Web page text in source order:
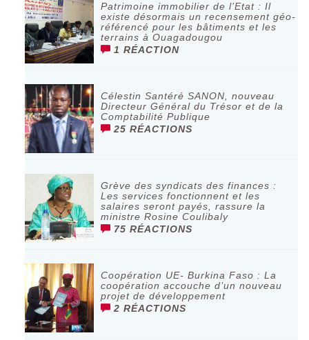
Patrimoine immobilier de l’Etat : Il
existe désormais un recensement géo-
référencé pour les bâtiments et les
terrains à Ouagadougou
1 RÉACTION
Célestin Santéré SANON, nouveau
Directeur Général du Trésor et de la
Comptabilité Publique
25 RÉACTIONS
Grève des syndicats des finances :
Les services fonctionnent et les
salaires seront payés, rassure la
ministre Rosine Coulibaly
75 RÉACTIONS
Coopération UE- Burkina Faso : La
coopération accouche d’un nouveau
projet de développement
2 RÉACTIONS